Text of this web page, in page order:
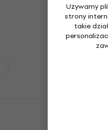
Używamy
strony
takie